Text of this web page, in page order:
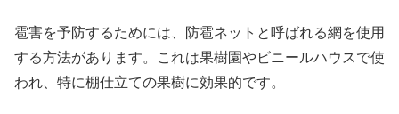
雹害を予防するためには、防雹ネットと呼ばれる網を使用
する方法があります。これは果樹園やビニールハウスで使
われ、特に棚仕立ての果樹に効果的です。